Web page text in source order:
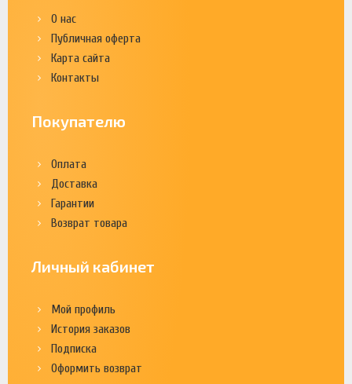
О нас
Публичная оферта
Карта сайта
Контакты
Покупателю
Оплата
Доставка
Гарантии
Возврат товара
Личный кабинет
Мой профиль
История заказов
Подписка
Оформить возврат